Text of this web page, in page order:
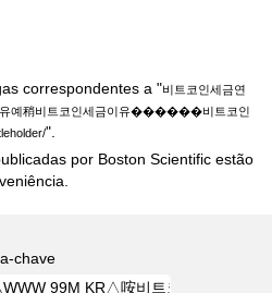
correspondentes a "비트코인세금연
유예稍비트코인세금이유����‍��비트코인
".
por Boston Scientific estão
chave